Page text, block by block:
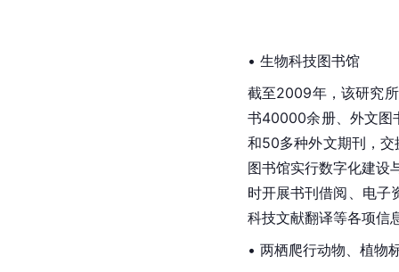
• 生物科技图书馆
截至2009年，该研究
书40000余册、外文图
和50多种外文期刊，
图书馆实行数字化建设
时开展书刊借阅、电子
科技文献翻译等各项信
• 两栖爬行动物、植物